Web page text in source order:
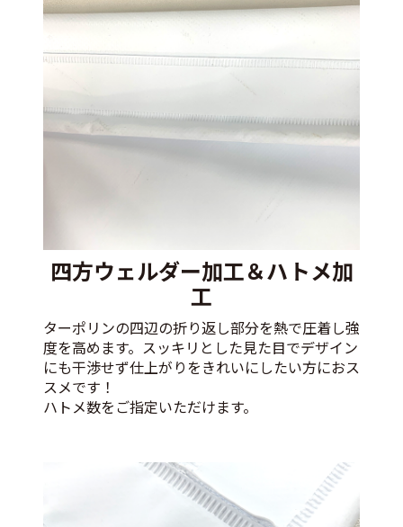
四方ウェルダー加工＆ハトメ加
工
ターポリンの四辺の折り返し部分を熱で圧着し強
度を高めます。スッキリとした見た目でデザイン
にも干渉せず仕上がりをきれいにしたい方におス
スメです！
ハトメ数をご指定いただけます。